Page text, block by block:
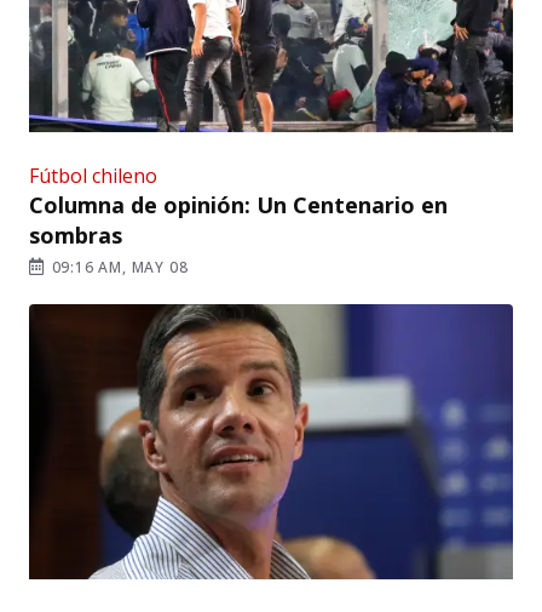
Fútbol chileno
Columna de opinión: Un Centenario en
sombras
09:16 AM, MAY 08